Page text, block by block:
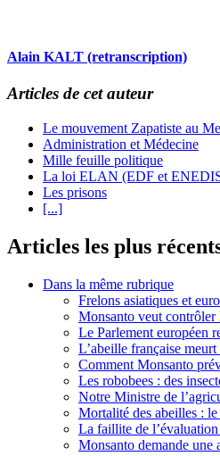
Alain KALT (retranscription)
Articles de cet auteur
Le mouvement Zapatiste au
Administration et Médecine
Mille feuille politique
La loi ELAN (EDF et
Les prisons
[...]
Articles les plus
Dans la même rubrique
Frelons asiatiques et
Monsanto veut contrôler
Le Parlement européen
L’abeille française
Comment Monsanto
Les robobees : des
Notre Ministre de
Mortalité des abeilles :
La faillite de
Monsanto demande